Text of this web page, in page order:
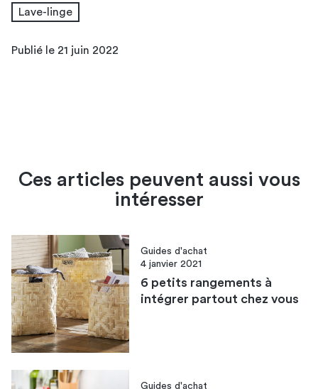
Lave-linge
Publié le 21 juin 2022
Ces articles peuvent aussi vous
intéresser
Guides d'achat
4 janvier 2021
6 petits rangements à
intégrer partout chez vous
Guides d'achat